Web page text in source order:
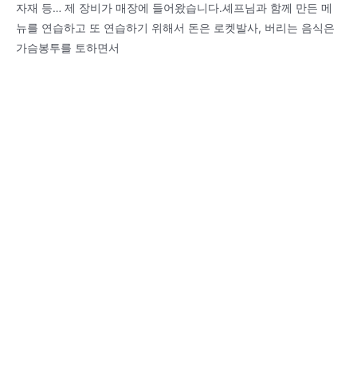
자재 등… 제 장비가 매장에 들어왔습니다.셰프님과 함께 만든 메
뉴를 연습하고 또 연습하기 위해서 돈은 로켓발사, 버리는 음식은
가슴봉투를 토하면서